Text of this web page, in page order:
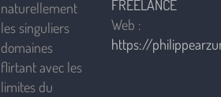
naturellement
les singuliers
domaines
flirtant avec les
limites du
FREELANCE
Web :
https://